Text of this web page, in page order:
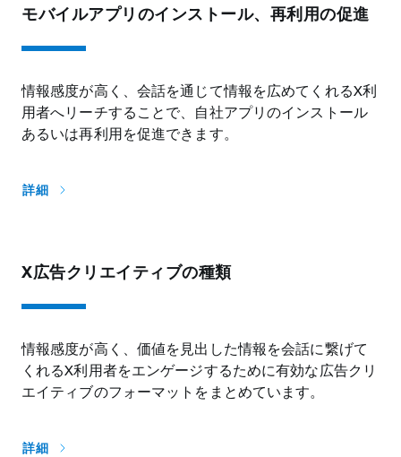
モバイルアプリのインストール、再利用の促進
情報感度が高く、会話を通じて情報を広めてくれるX利
用者へリーチすることで、自社アプリのインストール
あるいは再利用を促進できます。
詳細
X広告クリエイティブの種類
情報感度が高く、価値を見出した情報を会話に繋げて
くれるX利用者をエンゲージするために有効な広告クリ
エイティブのフォーマットをまとめています。
詳細